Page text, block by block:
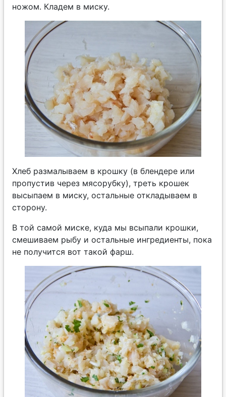
ножом. Кладем в миску.
Хлеб размалываем в крошку (в блендере или
пропустив через мясорубку), треть крошек
высыпаем в миску, остальные откладываем в
сторону.
В той самой миске, куда мы всыпали крошки,
смешиваем рыбу и остальные ингредиенты, пока
не получится вот такой фарш.